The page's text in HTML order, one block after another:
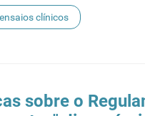
clínicos
sobre o